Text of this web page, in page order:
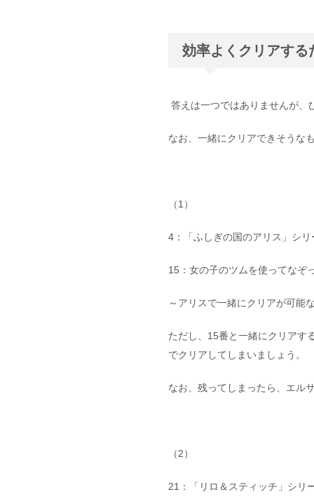
効率よくクリアする
答えは一つではありませんが、
なお、一緒にクリアできそうな
（1）
4：「ふしぎの国のアリス」シ
15：女の子のツムを使ってなぞ
～アリスで一緒にクリアが可能
ただし、15番と一緒にクリアす
でクリアしてしまいましょう。
なお、残ってしまったら、エル
（2）
21：「リロ＆スティッチ」シリ